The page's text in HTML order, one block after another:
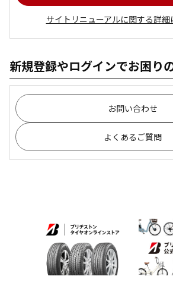
サイトリニューアルに関する詳
新規登録やログインでお困り
お問い合わせ
よくあるご質問